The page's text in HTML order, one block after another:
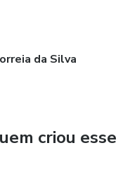
da Silva
criou esse